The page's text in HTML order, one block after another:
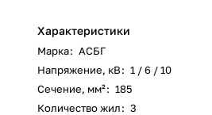
Характеристики
Марка: АСБГ
Напряжение, кВ: 1 / 6 / 10
Сечение, мм²: 185
Количество жил: 3